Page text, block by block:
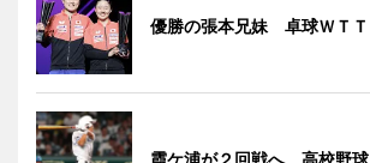
優勝の張本兄妹 卓球ＷＴＴ
霞ケ浦が２回戦へ 高校野球